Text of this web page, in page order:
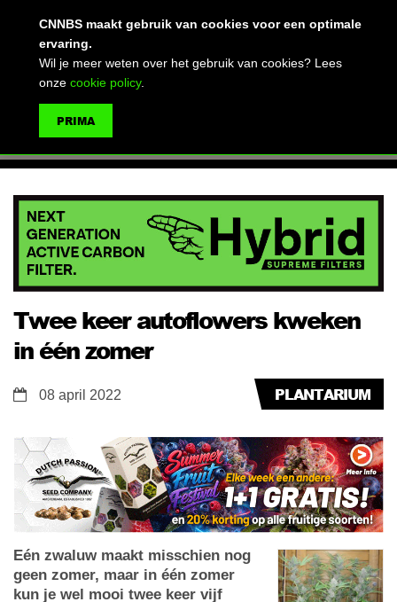
Twee keer autoflowers kweken
in één zomer
PLANTARIUM
08 april 2022
Eén zwaluw maakt misschien nog
geen zomer, maar in één zomer
kun je wel mooi twee keer vijf
CNNBS maakt gebruik van cookies voor een optimale
ervaring.
Wil je meer weten over het gebruik van cookies? Lees
onze cookie policy.
PRIMA